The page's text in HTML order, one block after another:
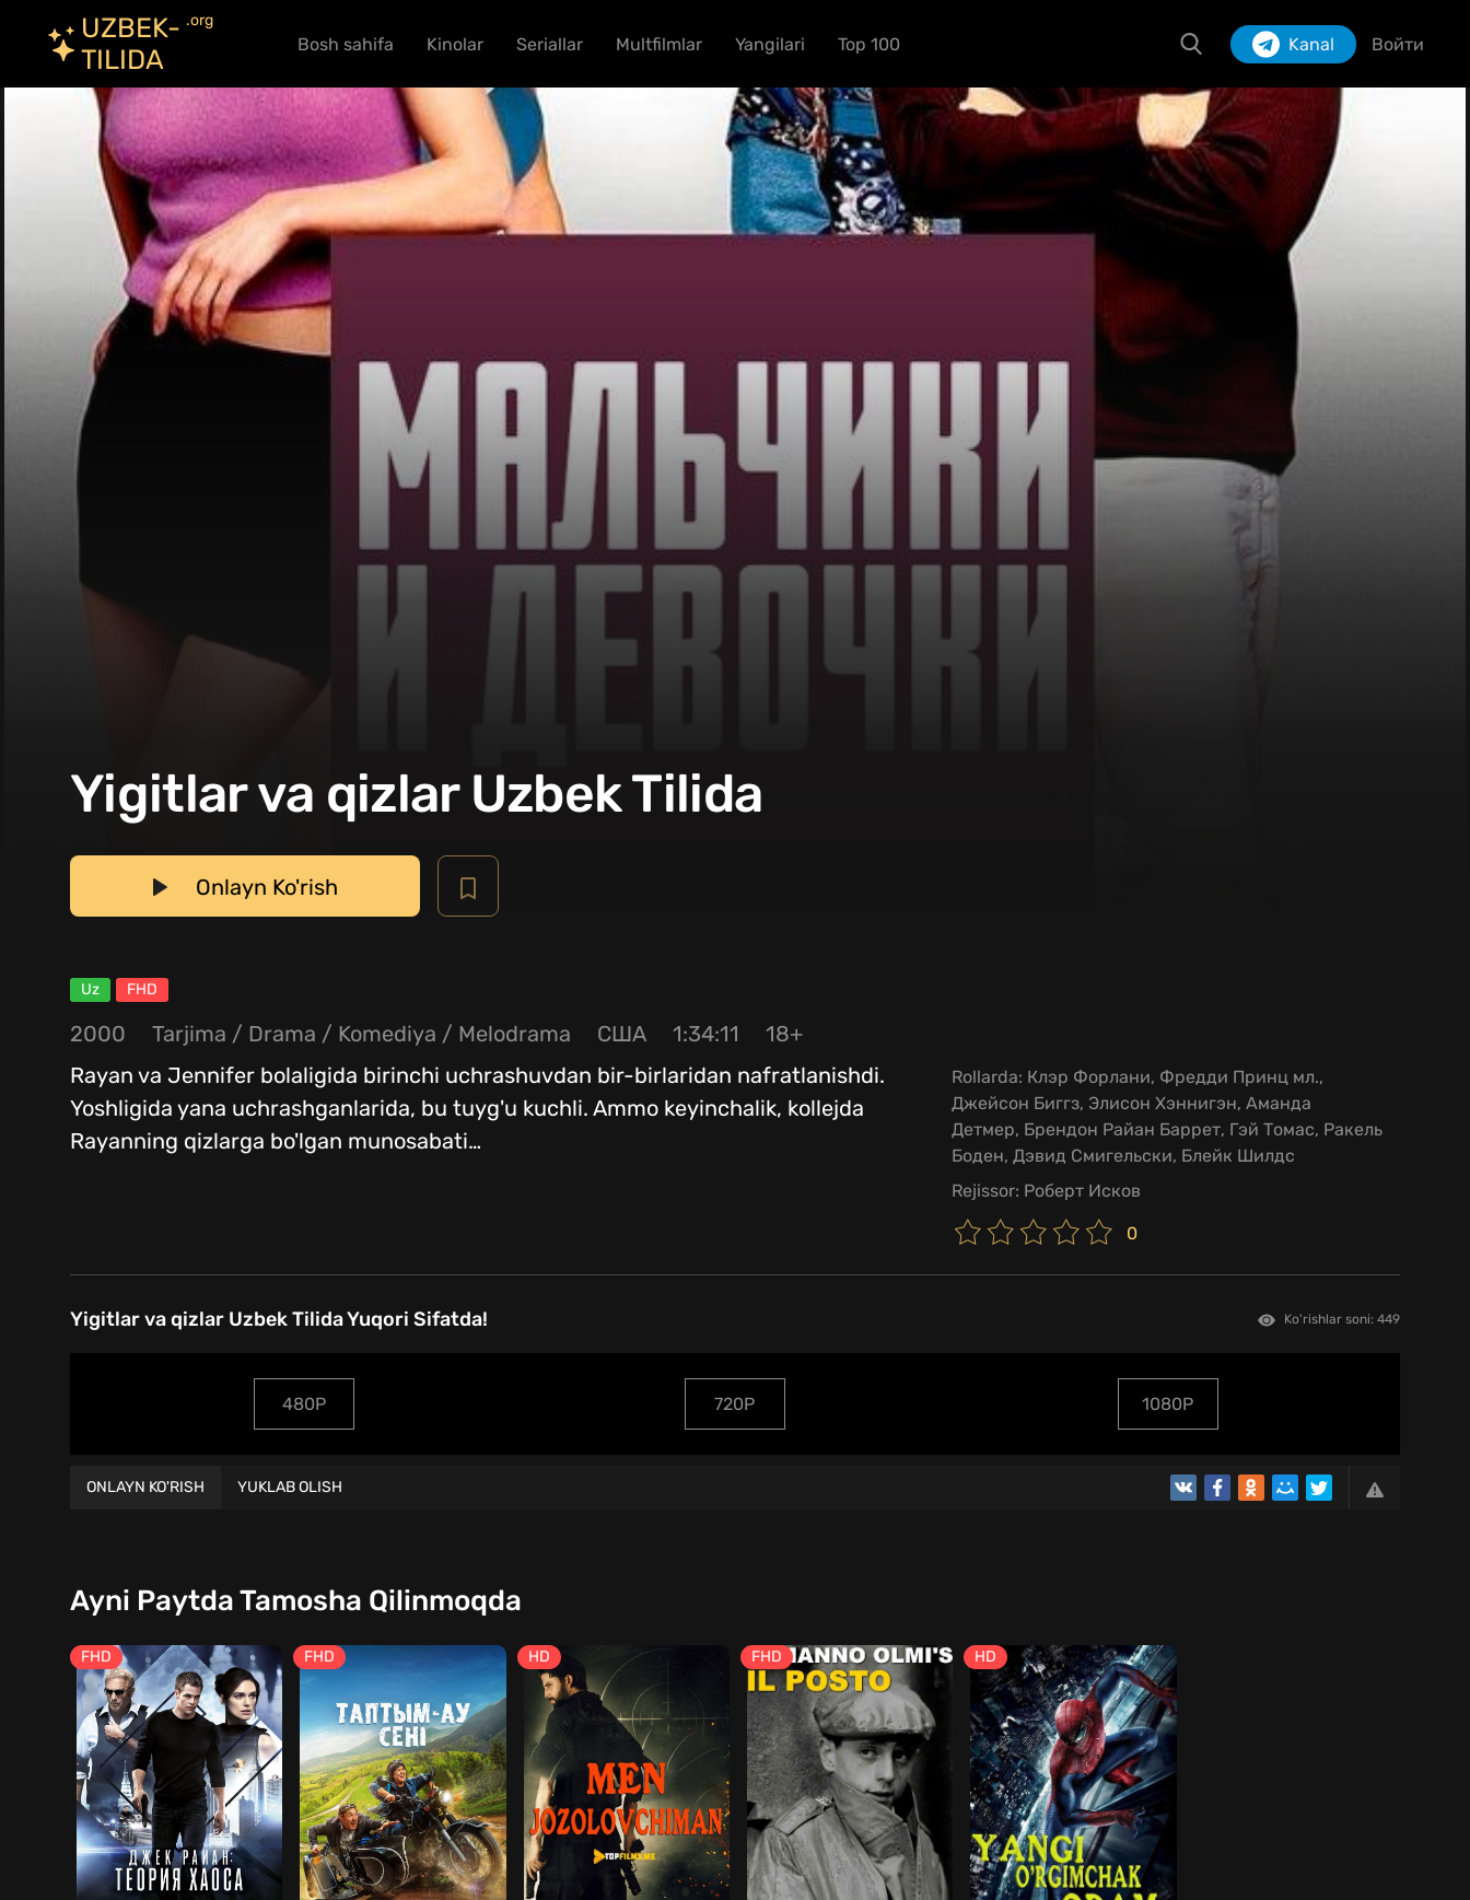
UZBEK-
TILIDA
.org
Bosh sahifa Kinolar Seriallar Multfilmlar Yangilari Top 100 Kanal Войти
Yigitlar va qizlar Uzbek Tilida
Onlayn Ko'rish
Uz FHD
2000 Tarjima / Drama / Komediya / Melodrama США 1:34:11
18+
Rayan va Jennifer bolaligida birinchi uchrashuvdan bir-birlaridan nafratlanishdi.
Yoshligida yana uchrashganlarida, bu tuyg'u kuchli. Ammo keyinchalik, kollejda
Rayanning qizlarga bo'lgan munosabati…
Rollarda: Клэр Форлани, Фредди Принц мл.,
Джейсон Биггз, Элисон Хэннигэн, Аманда
Детмер, Брендон Райан Баррет, Гэй Томас, Ракель
Боден, Дэвид Смигельски, Блейк Шилдс
Rejissor: Роберт Исков
0
Yigitlar va qizlar Uzbek Tilida Yuqori Sifatda! Ko'rishlar soni: 449
480P 720P 1080P
ONLAYN KO'RISH YUKLAB OLISH
Ayni Paytda Tamosha Qilinmoqda
FHD FHD HD FHD HD